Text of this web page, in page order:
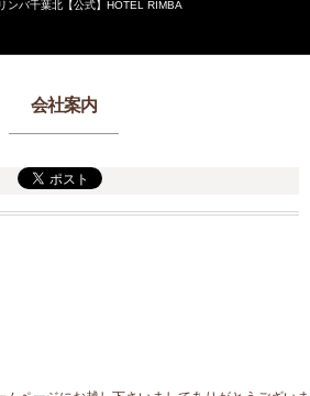
会社案内